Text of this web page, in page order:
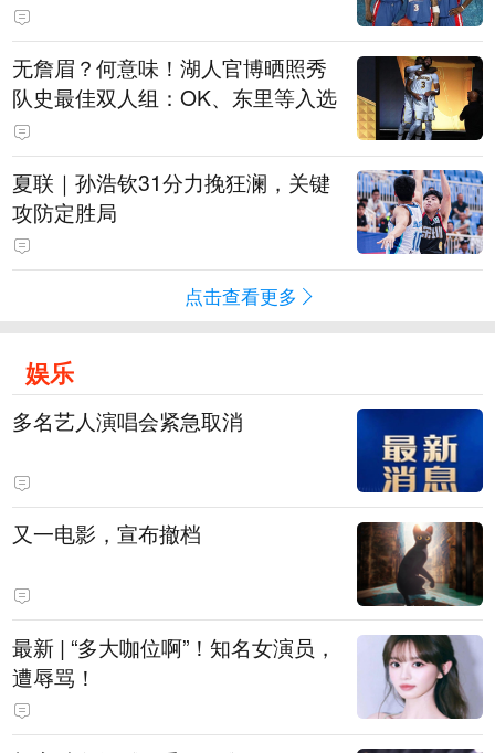
无詹眉？何意味！湖人官博晒照秀
队史最佳双人组：OK、东里等入选
夏联｜孙浩钦31分力挽狂澜，关键
攻防定胜局
点击查看更多
娱乐
多名艺人演唱会紧急取消
又一电影，宣布撤档
最新 | “多大咖位啊”！知名女演员，
遭辱骂！